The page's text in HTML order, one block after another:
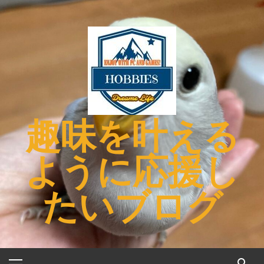
コ
プ
趣味を叶える
ように応援し
たいブログ